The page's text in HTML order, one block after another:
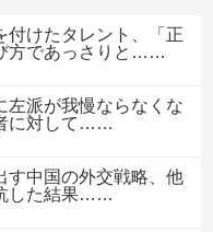
付けたタレント、「正
方であっさりと……
左派が我慢ならなくな
に対して……
す中国の外交戦略、他
した結果……